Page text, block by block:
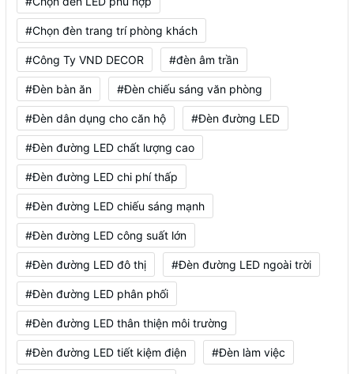
#Chọn đèn trang trí phòng khách
#Công Ty VND DECOR #đèn âm trần
#Đèn bàn ăn #Đèn chiếu sáng văn phòng
#Đèn dân dụng cho căn hộ #Đèn đường LED
#Đèn đường LED chất lượng cao
#Đèn đường LED chi phí thấp
#Đèn đường LED chiếu sáng mạnh
#Đèn đường LED công suất lớn
#Đèn đường LED đô thị #Đèn đường LED ngoài trời
#Đèn đường LED phân phối
#Đèn đường LED thân thiện môi trường
#Đèn đường LED tiết kiệm điện #Đèn làm việc